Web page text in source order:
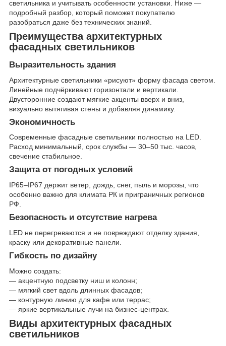
светильника и учитывать особенности установки. Ниже —
подробный разбор, который поможет покупателю
разобраться даже без технических знаний.
Преимущества архитектурных
фасадных светильников
Выразительность здания
Архитектурные светильники «рисуют» форму фасада светом.
Линейные подчёркивают горизонтали и вертикали.
Двусторонние создают мягкие акценты вверх и вниз,
визуально вытягивая стены и добавляя динамику.
Экономичность
Современные фасадные светильники полностью на LED.
Расход минимальный, срок службы — 30–50 тыс. часов,
свечение стабильное.
Защита от погодных условий
IP65–IP67 держит ветер, дождь, снег, пыль и морозы, что
особенно важно для климата РК и приграничных регионов
РФ.
Безопасность и отсутствие нагрева
LED не перегреваются и не повреждают отделку здания,
краску или декоративные панели.
Гибкость по дизайну
Можно создать:
— акцентную подсветку ниш и колонн;
— мягкий свет вдоль длинных фасадов;
— контурную линию для кафе или террас;
— яркие вертикальные лучи на бизнес-центрах.
Виды архитектурных фасадных
светильников